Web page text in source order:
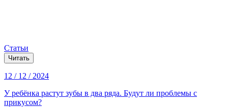
Статьи
Читать
12 / 12 / 2024
У ребёнка растут зубы в два ряда. Будут ли проблемы с
прикусом?